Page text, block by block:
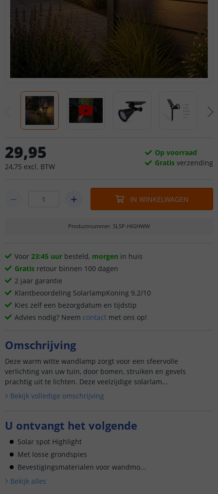
29,95
24,75 excl. BTW
Op voorraad
Gratis verzending
IN WINKELWAGEN
Productnummer: SLSP-HIGHWW
Voor 23:45 uur besteld, morgen in huis
Gratis retour binnen 100 dagen
2 jaar garantie
Klantbeoordeling SolarlampKoning 9.2/10
Kies zelf een bezorgdatum en tijdstip
Advies nodig? Neem contact met ons op!
Omschrijving
Deze warm witte wandlamp zorgt voor een sfeervolle
verlichting van uw tuin, door bomen, struiken en gevels
prachtig uit te lichten. Deze veelzijdige solarlam...
Bekijk volledige omschrijving
U ontvangt het volgende
Solar spot Highlight
Met losse grondspies
Bevestigingsmaterialen voor wandmo...
Bekijk alles